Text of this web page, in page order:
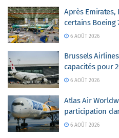
Après
certains Boeing
6 AOÛT 2026
Brussels
capacités pour
6 AOÛT 2026
Atlas Air
participation
6 AOÛT 2026